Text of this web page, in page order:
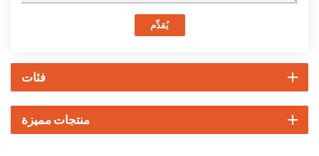
يُقدِّم
فئات
منتجات مميزة